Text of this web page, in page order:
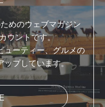
めのウェブマガジン
ウントです。
ューティー、グルメの
ップしています。